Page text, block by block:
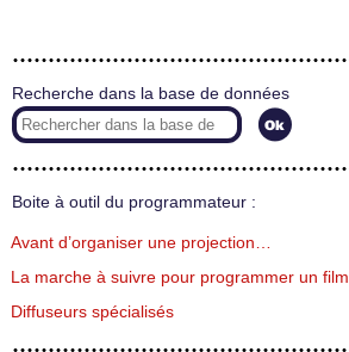
Recherche dans la base de données
Boite à outil du programmateur :
Avant d’organiser une projection…
La marche à suivre pour programmer un film
Diffuseurs spécialisés